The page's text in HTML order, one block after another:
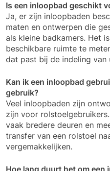
Is een inloopbad geschikt
Ja, er zijn inloopbaden
maten en ontwerpen die
als kleine badkamers. Het
beschikbare ruimte te
dat past bij de indeling van
Kan ik een inloopbad
gebruik?
Veel inloopbaden zijn
zijn voor
vaak bredere deuren en
transfer van een rolstoel
vergemakkelijken.